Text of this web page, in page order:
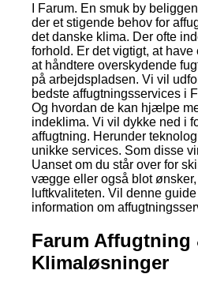
I Farum. En smuk by
der et stigende behov for
det danske klima. Der ofte
forhold. Er det vigtigt, at have
at håndtere overskydende
på arbejdspladsen. Vi vil
bedste affugtningsservices i
Og hvordan de kan hjælpe
indeklima. Vi vil dykke ned i
affugtning. Herunder
unikke services. Som disse
Uanset om du står over for
vægge eller også blot ønsker,
luftkvaliteten. Vil denne
information om
Farum Affugtning
Klimaløsninger